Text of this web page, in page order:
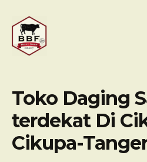
content
Toko Daging
terdekat Di
Cikupa-